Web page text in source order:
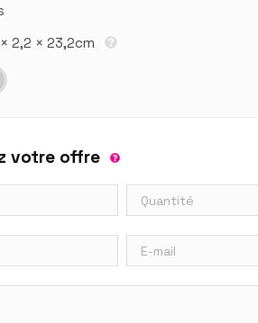
2,2 × 23,2cm
votre offre